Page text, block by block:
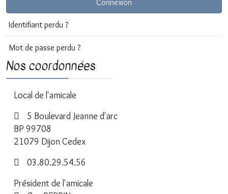
Connexion
Identifiant perdu ?
Mot de passe perdu ?
Nos coordonnées
Local de l'amicale
5 Boulevard Jeanne d'arc
BP 99708
21079 Dijon Cedex
03.80.29.54.56
Président de l'amicale